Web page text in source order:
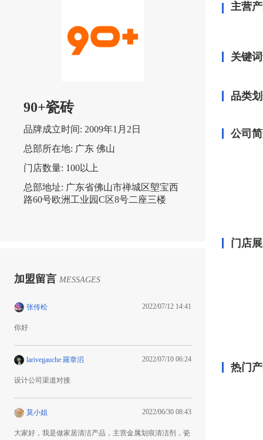
90+瓷砖
品牌成立时间: 2009年1月2日
总部所在地: 广东 佛山
门店数量: 100以上
总部地址: 广东省佛山市禅城区塱宝西
路60号欧洲工业园C区8号二座三楼
加盟留言 MESSAGES
张传松 2022/07/12 14:41
你好
larivegauche 羅章滔 2022/07/10 06:24
设计公司渠道对接
莫小姐 2022/06/30 08:43
大家好，我是做家居清洁产品，主营金属划痕清洁剂，瓷
主营
关键
品类
公司
门店
热门